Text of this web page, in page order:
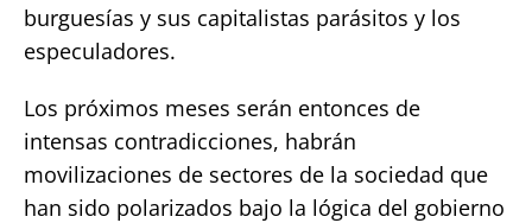
burguesías y sus capitalistas parásitos y los
especuladores.
Los próximos meses serán entonces de
intensas contradicciones, habrán
movilizaciones de sectores de la sociedad que
han sido polarizados bajo la lógica del gobierno